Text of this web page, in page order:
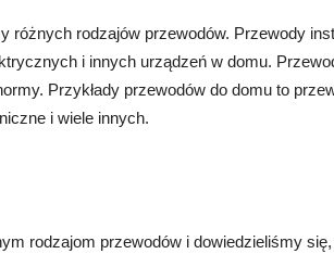
różnych rodzajów przewodów. Przewody
i innych urządzeń w domu.
Przykłady przewodów do domu to
i wiele innych.
rodzajom przewodów i dowiedzieliśmy